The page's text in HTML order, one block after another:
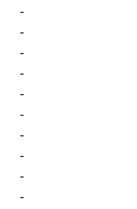
-
-
-
-
-
-
-
-
-
-